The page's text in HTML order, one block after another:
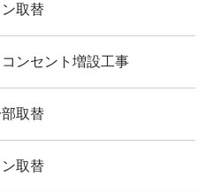
取替
ンセント増設工事
取替
取替